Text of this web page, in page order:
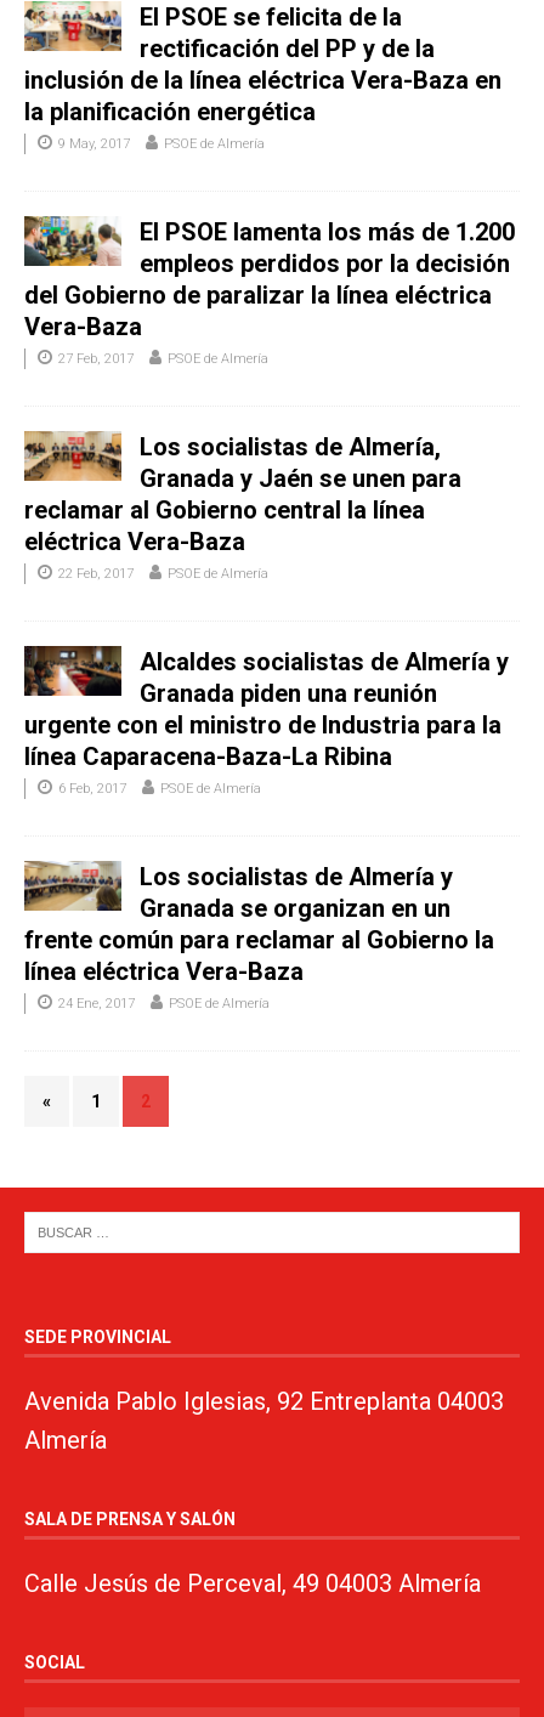
El PSOE se felicita de la
rectificación del PP y de la
inclusión de la línea eléctrica Vera-Baza en
la planificación energética
9 May, 2017 PSOE de Almería
El PSOE lamenta los más de 1.200
empleos perdidos por la decisión
del Gobierno de paralizar la línea eléctrica
Vera-Baza
27 Feb, 2017 PSOE de Almería
Los socialistas de Almería,
Granada y Jaén se unen para
reclamar al Gobierno central la línea
eléctrica Vera-Baza
22 Feb, 2017 PSOE de Almería
Alcaldes socialistas de Almería y
Granada piden una reunión
urgente con el ministro de Industria para la
línea Caparacena-Baza-La Ribina
6 Feb, 2017 PSOE de Almería
Los socialistas de Almería y
Granada se organizan en un
frente común para reclamar al Gobierno la
línea eléctrica Vera-Baza
24 Ene, 2017 PSOE de Almería
« 1 2
SEDE PROVINCIAL
Avenida Pablo Iglesias, 92 Entreplanta 04003
Almería
SALA DE PRENSA Y SALÓN
Calle Jesús de Perceval, 49 04003 Almería
SOCIAL